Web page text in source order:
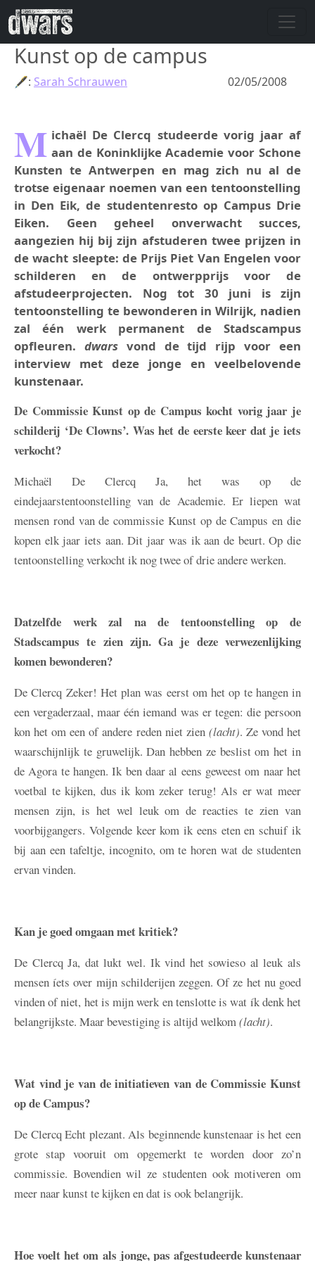
Skip to main content
Kunst op de campus
02/05/2008
🖋: Sarah Schrauwen
M ichaël De Clercq studeerde vorig jaar af
aan de Koninklijke Academie voor Schone
Kunsten te Antwerpen en mag zich nu al de
trotse eigenaar noemen van een tentoonstelling
in Den Eik, de studentenresto op Campus Drie
Eiken. Geen geheel onverwacht succes,
aangezien hij bij zijn afstuderen twee prijzen in
de wacht sleepte: de Prijs Piet Van Engelen voor
schilderen en de ontwerpprijs voor de
afstudeerprojecten. Nog tot 30 juni is zijn
tentoonstelling te bewonderen in Wilrijk, nadien
zal één werk permanent de Stadscampus
opfleuren. dwarsvond de tijd rijp voor een
interview met deze jonge en veelbelovende
kunstenaar.
De Commissie Kunst op de Campus kocht vorig jaar je
schilderij ‘De Clowns’. Was het de eerste keer dat je iets
verkocht?
Michaël De Clercq Ja, het was op de
eindejaarstentoonstelling van de Academie. Er liepen wat
mensen rond van de commissie Kunst op de Campus en die
kopen elk jaar iets aan. Dit jaar was ik aan de beurt. Op die
tentoonstelling verkocht ik nog twee of drie andere werken.
Datzelfde werk zal na de tentoonstelling op de
Stadscampus te zien zijn. Ga je deze verwezenlijking
komen bewonderen?
De Clercq Zeker! Het plan was eerst om het op te hangen in
een vergaderzaal, maar één iemand was er tegen: die persoon
kon het om een of andere reden niet zien (lacht). Ze vond het
waarschijnlijk te gruwelijk. Dan hebben ze beslist om het in
de Agora te hangen. Ik ben daar al eens geweest om naar het
voetbal te kijken, dus ik kom zeker terug! Als er wat meer
mensen zijn, is het wel leuk om de reacties te zien van
voorbijgangers. Volgende keer kom ik eens eten en schuif ik
bij aan een tafeltje, incognito, om te horen wat de studenten
ervan vinden.
Kan je goed omgaan met kritiek?
De Clercq Ja, dat lukt wel. Ik vind het sowieso al leuk als
mensen íets over mijn schilderijen zeggen. Of ze het nu goed
vinden of niet, het is mijn werk en tenslotte is wat ík denk het
belangrijkste. Maar bevestiging is altijd welkom(lacht).
Wat vind je van de initiatieven van de Commissie Kunst
op de Campus?
De Clercq Echt plezant. Als beginnende kunstenaar is het een
grote stap vooruit om opgemerkt te worden door zo’n
commissie. Bovendien wil ze studenten ook motiveren om
meer naar kunst te kijken en dat is ook belangrijk.
Hoe voelt het om als jonge, pas afgestudeerde kunstenaar